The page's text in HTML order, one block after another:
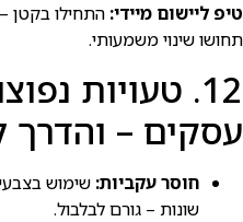
טיפ ליישום מיידי: התחילו בקטן
תחושו שינוי משמעותי.
12. טעויות
עסקים – והדרך
חוסר עקביות: שימוש
שונות – גורם לבלבול.